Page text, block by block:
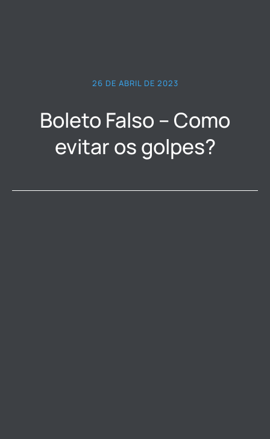
26 DE ABRIL DE 2023
Boleto Falso – Como
evitar os golpes?